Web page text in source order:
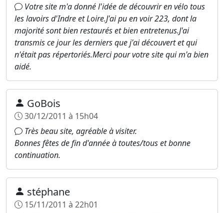
Votre site m'a donné l'idée de découvrir en vélo tous
les lavoirs d'Indre et Loire.J'ai pu en voir 223, dont la
majorité sont bien restaurés et bien entretenus.J'ai
transmis ce jour les derniers que j'ai découvert et qui
n'était pas répertoriés.Merci pour votre site qui m'a bien
aidé.
GoBois
30/12/2011 à 15h04
Très beau site, agréable à visiter.
Bonnes fêtes de fin d'année à toutes/tous et bonne
continuation.
stéphane
15/11/2011 à 22h01